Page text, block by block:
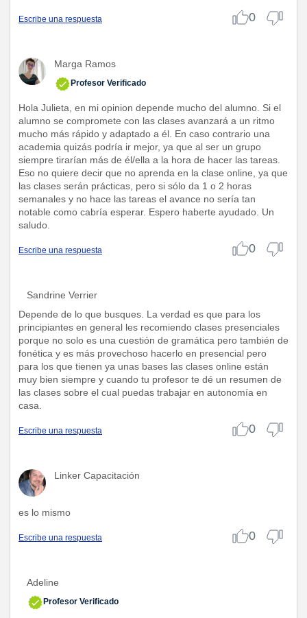
Escribe una respuesta 0
Marga Ramos
Profesor Verificado
Hola Julieta, en mi opinion depende mucho del alumno. Si el
alumno se compromete con las clases avanzará a un ritmo
mucho más rápido y adaptado a él. En caso contrario una
academia quizás podría ir mejor, ya que al ser un grupo
siempre tirarían más de él/ella a la hora de hacer las tareas.
Eso no quiere decir que no aprenda en la clase online, ya que
las clases serán prácticas, pero si sólo da 1 o 2 horas
semanales y no hace las tareas el avance no sería tan
notable como cabría esperar. Espero haberte ayudado. Un
saludo.
Escribe una respuesta 0
Sandrine Verrier
Depende de lo que busques. La verdad es que para los
principiantes en general les recomiendo clases presenciales
porque no solo es una cuestión de gramática pero también de
fonética y es más provechoso hacerlo en presencial pero
para los que tienen ya unas bases las clases online están
muy bien siempre y cuando tu profesor te dé un resumen de
las clases sobre el cual puedas trabajar en autonomía en
casa.
Escribe una respuesta 0
Linker Capacitación
es lo mismo
Escribe una respuesta 0
Adeline
Profesor Verificado